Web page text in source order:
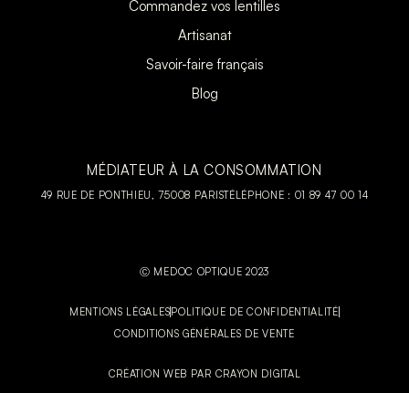
Commandez vos lentilles
Artisanat
Savoir-faire français
Blog
MÉDIATEUR À LA CONSOMMATION
49 RUE DE PONTHIEU, 75008 PARISTÉLÉPHONE : 01 89 47 00 14
Ⓒ MEDOC OPTIQUE 2023
MENTIONS LÉGALESPOLITIQUE DE CONFIDENTIALITÉ
CONDITIONS GÉNÉRALES DE VENTE
CRÉATION WEB PAR CRAYON DIGITAL